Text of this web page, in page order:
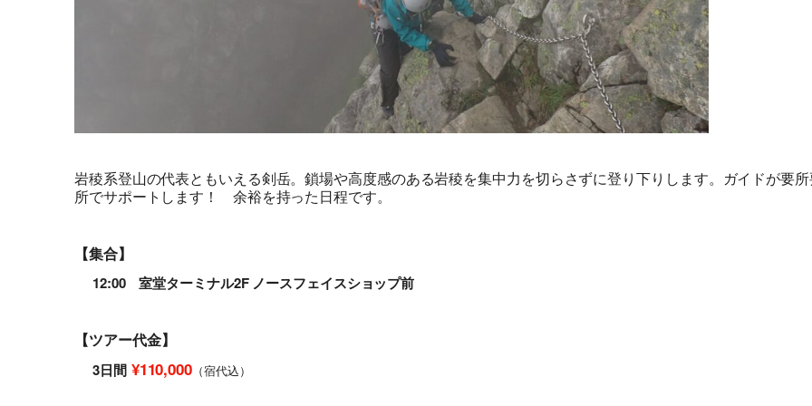
岩稜系登山の代表ともいえる剣岳。鎖場や高度感のある岩稜を集中力を切らさずに登り下りします。ガイドが要
所でサポートします！ 余裕を持った日程です。
【集合】
12:00 室堂ターミナル2F ノースフェイスショップ前
【ツアー代金】
3日間 ¥110,000（宿代込）